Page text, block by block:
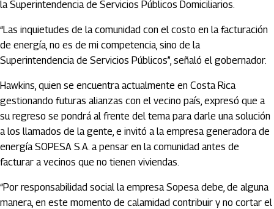
la Superintendencia de Servicios Públicos Domiciliarios.
“Las inquietudes de la comunidad con el costo en la facturación
de energía, no es de mi competencia, sino de la
Superintendencia de Servicios Públicos”, señaló el gobernador.
Hawkins, quien se encuentra actualmente en Costa Rica
gestionando futuras alianzas con el vecino país, expresó que a
su regreso se pondrá al frente del tema para darle una solución
a los llamados de la gente, e invitó a la empresa generadora de
energía SOPESA S.A. a pensar en la comunidad antes de
facturar a vecinos que no tienen viviendas.
“Por responsabilidad social la empresa Sopesa debe, de alguna
manera, en este momento de calamidad contribuir y no cortar el